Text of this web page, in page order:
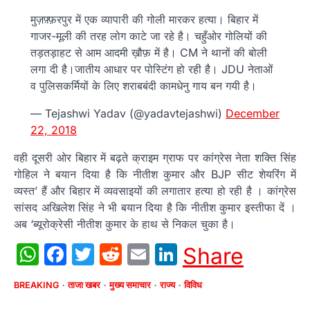
मुज़फ़्फ़रपुर में एक व्यापारी की गोली मारकर हत्या। बिहार में
गाजर-मूली की तरह लोग काटे जा रहे है। चहुँओर गोलियों की
तड़तड़ाहट से आम आदमी ख़ौफ़ में है। CM ने थानों की बोली
लगा दी है।जातीय आधार पर पोस्टिंग हो रही है। JDU नेताओं
व पुलिसकर्मियों के लिए शराबबंदी कामधेनु गाय बन गयी है।
— Tejashwi Yadav (@yadavtejashwi) December
22, 2018
वही दूसरी ओर बिहार में बढ़ते क्राइम ग्राफ पर कांग्रेस नेता शक्ति सिंह
गोहिल ने बयान दिया है कि नीतीश कुमार और BJP सीट शेयरिंग में
व्यस्त’ हैं और बिहार में व्यवसाइयों की लगातार हत्या हो रही है । कांग्रेस
सांसद अखिलेश सिंह ने भी बयान दिया है कि नीतीश कुमार इस्तीफा दें ।
अब ‘ब्यूरोक्रेसी नीतीश कुमार के हाथ से निकल चुका है।
WhatsApp
Facebook
Twitter
Reddit
EmailLinkedIn
Share
BREAKING ताजा खबर मुख्य समाचार राज्य विविध